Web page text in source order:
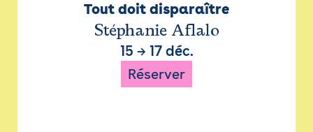
Tout doit disparaître
Stéphanie Aflalo
15 → 17 déc.
Réserver